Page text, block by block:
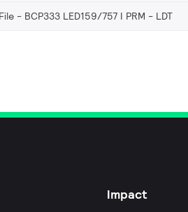
- BCP333 LED159/757 I PRM LDT
Impact